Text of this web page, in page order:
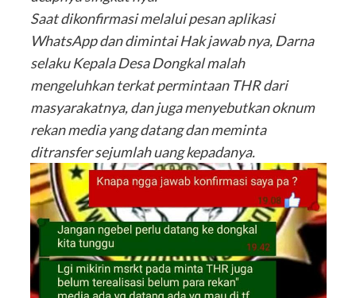
Saat dikonfirmasi melalui pesan aplikasi
WhatsApp dan dimintai Hak jawab nya, Darna
selaku Kepala Desa Dongkal malah
mengeluhkan terkat permintaan THR dari
masyarakatnya, dan juga menyebutkan oknum
rekan media yang datang dan meminta
ditransfer sejumlah uang kepadanya.